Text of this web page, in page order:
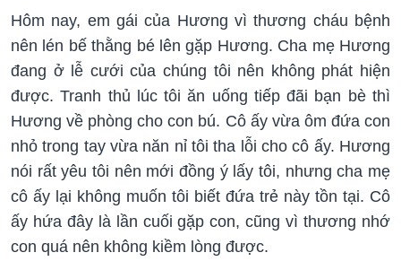
Hôm nay, em gái của Hương vì thương cháu bệnh
nên lén bế thằng bé lên gặp Hương. Cha mẹ Hương
đang ở lễ cưới của chúng tôi nên không phát hiện
được. Tranh thủ lúc tôi ăn uống tiếp đãi bạn bè thì
Hương về phòng cho con bú. Cô ấy vừa ôm đứa con
nhỏ trong tay vừa năn nỉ tôi tha lỗi cho cô ấy. Hương
nói rất yêu tôi nên mới đồng ý lấy tôi, nhưng cha mẹ
cô ấy lại không muốn tôi biết đứa trẻ này tồn tại. Cô
ấy hứa đây là lần cuối gặp con, cũng vì thương nhớ
con quá nên không kiềm lòng được.